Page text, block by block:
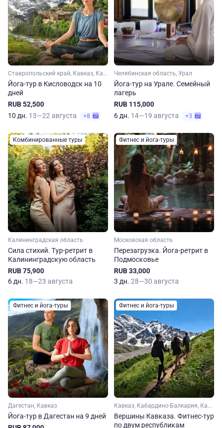
Ставропольский край, Кавказ, Кабардино-Балкария
Йога-тур в Кисловодск на 10
дней
RUB 52,500
10 дн. 13—22 августа +8
Челябинская область, Урал
Йога-тур на Урале. Семейный
лагерь
RUB 115,000
6 дн. 14—19 августа +3
Комбинированные туры
Калининградская область
Сила стихий. Тур-ретрит в
Калининградскую область
RUB 75,900
6 дн. 18—23 августа
Фитнес и йога-туры
Московская область
Перезагрузка. Йога-ретрит в
Подмосковье
RUB 33,000
3 дн. 28—30 августа
Фитнес и йога-туры
Дагестан, Кавказ
Йога-тур в Дагестан на 9 дней
Фитнес и йога-туры
Кавказ, Кабардино-Балкария, Карачаево-Черкесия, Ставропольский край
Вершины Кавказа. Фитнес-тур
по двум республикам